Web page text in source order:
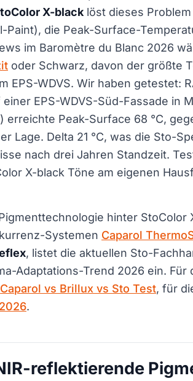
X-black löst dieses
die Peak-Surface-
im Baromètre du Blanc 2026
oder Schwarz, davon der größte
EPS-WDVS. Wir haben getestet:
EPS-WDVS-Süd-Fassade in
erreichte Peak-Surface 68 °C,
Lage. Delta 21 °C, was die Sto-
nach drei Jahren Standzeit.
X-black Töne am eigenen
hinter StoColor
Systemen Caparol
, listet die aktuellen Sto-
Adaptations-Trend 2026 ein. Für
Caparol vs Brillux vs Sto Test, für
.
reflektierende